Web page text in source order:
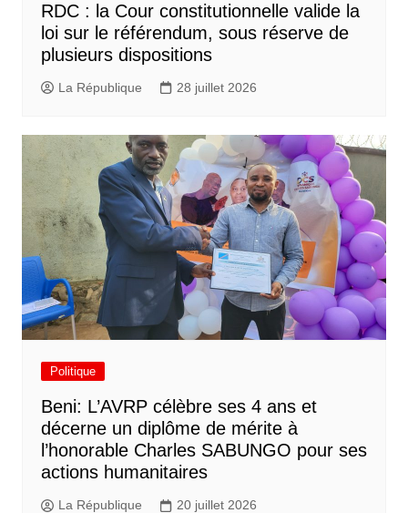
RDC : la Cour constitutionnelle valide la
loi sur le référendum, sous réserve de
plusieurs dispositions
La République 28 juillet 2026
Politique
Beni: L’AVRP célèbre ses 4 ans et
décerne un diplôme de mérite à
l’honorable Charles SABUNGO pour ses
actions humanitaires
La République 20 juillet 2026